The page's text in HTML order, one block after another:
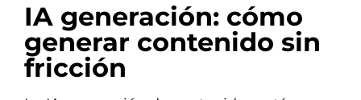
IA generación: cómo
generar contenido sin
fricción